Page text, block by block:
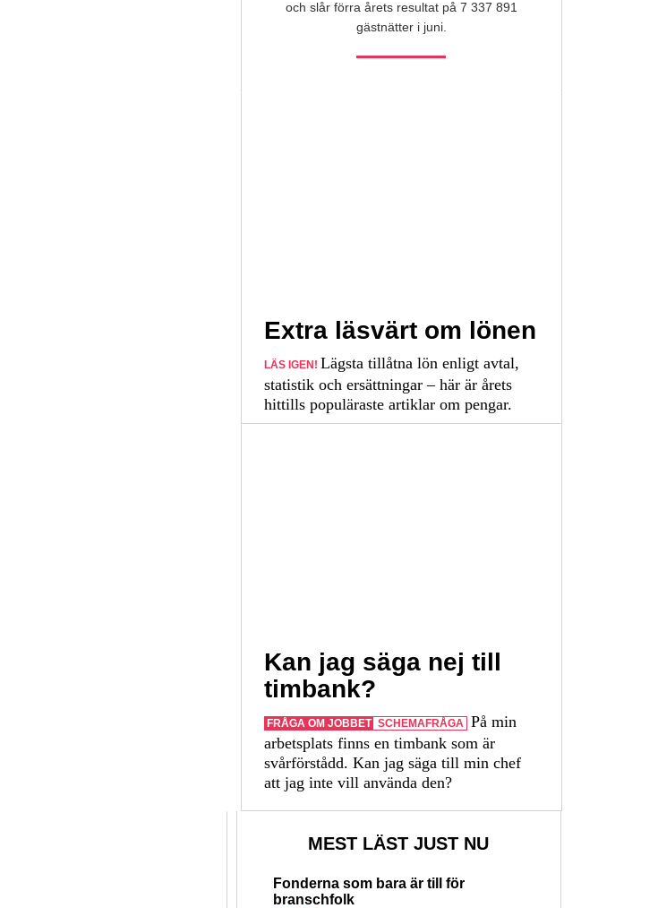
och slår förra årets resultat på 7 337 891
gästnätter i juni.
Extra läsvärt om lönen
LÄS IGEN! Lägsta tillåtna lön enligt avtal,
statistik och ersättningar – här är årets
hittills populäraste artiklar om pengar.
Kan jag säga nej till
timbank?
FRÅGA OM JOBBET SCHEMAFRÅGA På min
arbetsplats finns en timbank som är
svårförstådd. Kan jag säga till min chef
att jag inte vill använda den?
MEST LÄST JUST NU
Fonderna som bara är till för
branschfolk